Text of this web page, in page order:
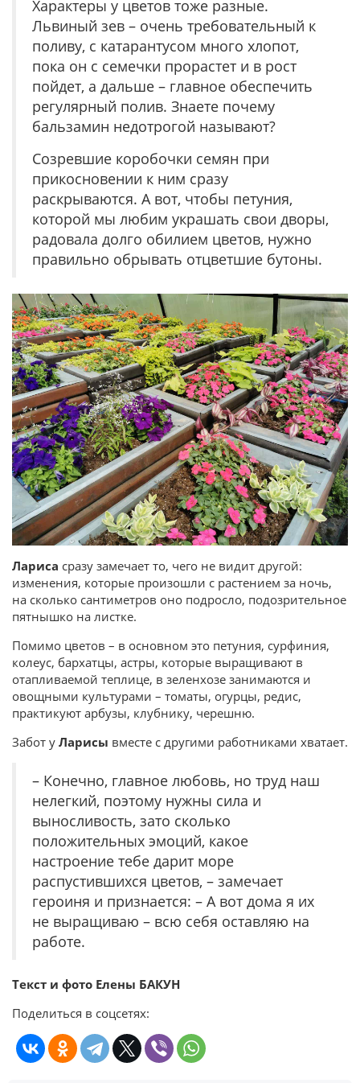
Характеры у цветов тоже разные.
Львиный зев – очень требовательный к
поливу, с катарантусом много хлопот,
пока он с семечки прорастет и в рост
пойдет, а дальше – главное обеспечить
регулярный полив. Знаете почему
бальзамин недотрогой называют?
Созревшие коробочки семян при
прикосновении к ним сразу
раскрываются. А вот, чтобы петуния,
которой мы любим украшать свои дворы,
радовала долго обилием цветов, нужно
правильно обрывать отцветшие бутоны.
Лариса сразу замечает то, чего не видит другой:
изменения, которые произошли с растением за ночь,
на сколько сантиметров оно подросло, подозрительное
пятнышко на листке.
Помимо цветов – в основном это петуния, сурфиния,
колеус, бархатцы, астры, которые выращивают в
отапливаемой теплице, в зеленхозе занимаются и
овощными культурами – томаты, огурцы, редис,
практикуют арбузы, клубнику, черешню.
Забот у Ларисы вместе с другими работниками хватает.
– Конечно, главное любовь, но труд наш
нелегкий, поэтому нужны сила и
выносливость, зато сколько
положительных эмоций, какое
настроение тебе дарит море
распустившихся цветов, – замечает
героиня и признается: – А вот дома я их
не выращиваю – всю себя оставляю на
работе.
Текст и фото Елены БАКУН
Поделиться в соцсетях: